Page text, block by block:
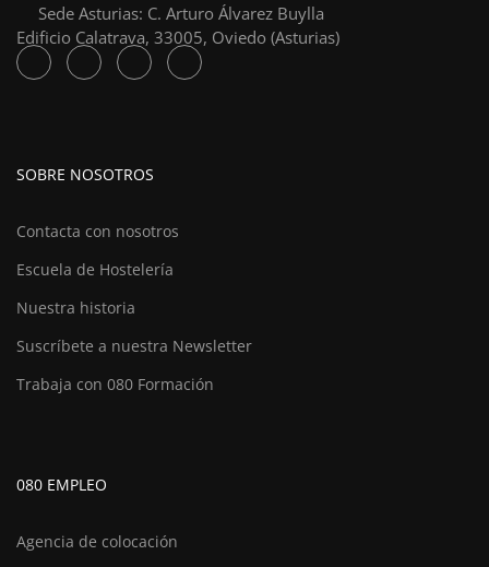
Sede Asturias: C. Arturo Álvarez Buylla
Edificio Calatrava, 33005, Oviedo (Asturias)
SOBRE NOSOTROS
Contacta con nosotros
Escuela de Hostelería
Nuestra historia
Suscríbete a nuestra Newsletter
Trabaja con 080 Formación
080 EMPLEO
Agencia de colocación